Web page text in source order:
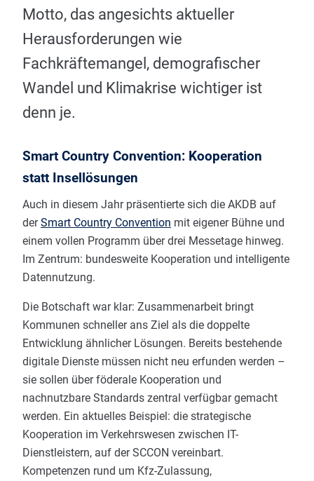
Motto, das angesichts aktueller
Herausforderungen wie
Fachkräftemangel, demografischer
Wandel und Klimakrise wichtiger ist
denn je.
Smart Country Convention: Kooperation
statt Insellösungen
Auch in diesem Jahr präsentierte sich die AKDB auf
derSmart Country Convention mit eigener Bühne und
einem vollen Programm über drei Messetage hinweg.
Im Zentrum: bundesweite Kooperation und intelligente
Datennutzung.
Die Botschaft war klar: Zusammenarbeit bringt
Kommunen schneller ans Ziel als die doppelte
Entwicklung ähnlicher Lösungen. Bereits bestehende
digitale Dienste müssen nicht neu erfunden werden –
sie sollen über föderale Kooperation und
nachnutzbare Standards zentral verfügbar gemacht
werden. Ein aktuelles Beispiel: die strategische
Kooperation im Verkehrswesen zwischen IT-
Dienstleistern, auf der SCCON vereinbart.
Kompetenzen rund um Kfz-Zulassung,